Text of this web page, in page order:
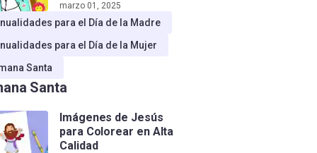
marzo 01, 2025
para el Día de la Madre
para el Día de la Mujer
Santa
Santa
Imágenes de Jesús
para Colorear en Alta
Calidad